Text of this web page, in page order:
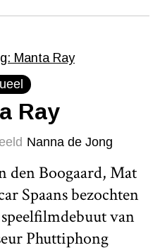
Ray
Nanna de Jong
den Boogaard, Mat
Spaans bezochten
van
Phuttiphong